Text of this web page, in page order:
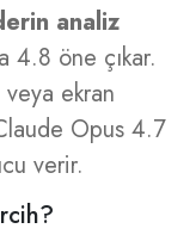
analiz
4.8 öne çıkar.
ekran
Opus 4.7
verir.